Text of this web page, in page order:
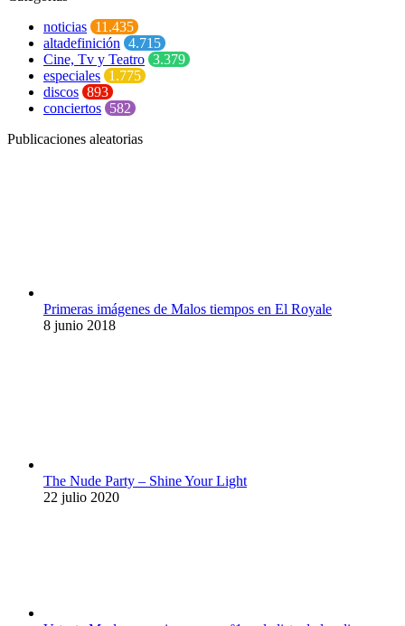
noticias 11.435
altadefinición 4.715
Cine, Tv y Teatro 3.379
especiales 1.775
discos 893
conciertos 582
Publicaciones aleatorias
Primeras imágenes de Malos tiempos en El Royale
8 junio 2018
The Nude Party – Shine Your Light
22 julio 2020